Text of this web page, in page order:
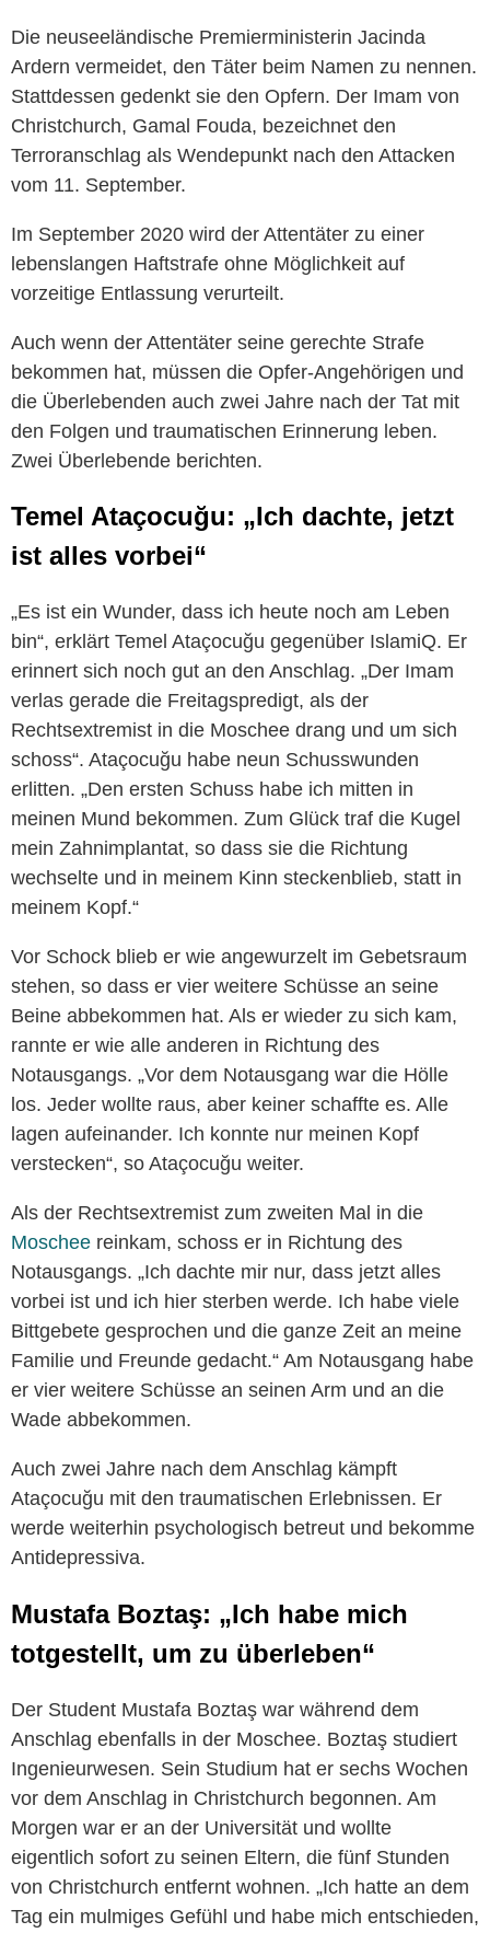
Die neuseeländische Premierministerin Jacinda
Ardern vermeidet, den Täter beim Namen zu nennen.
Stattdessen gedenkt sie den Opfern. Der Imam von
Christchurch, Gamal Fouda, bezeichnet den
Terroranschlag als Wendepunkt nach den Attacken
vom 11. September.
Im September 2020 wird der Attentäter zu einer
lebenslangen Haftstrafe ohne Möglichkeit auf
vorzeitige Entlassung verurteilt.
Auch wenn der Attentäter seine gerechte Strafe
bekommen hat, müssen die Opfer-Angehörigen und
die Überlebenden auch zwei Jahre nach der Tat mit
den Folgen und traumatischen Erinnerung leben.
Zwei Überlebende berichten.
Temel Ataçocuğu: „Ich dachte, jetzt
ist alles vorbei“
„Es ist ein Wunder, dass ich heute noch am Leben
bin“, erklärt Temel Ataçocuğu gegenüber IslamiQ. Er
erinnert sich noch gut an den Anschlag. „Der Imam
verlas gerade die Freitagspredigt, als der
Rechtsextremist in die Moschee drang und um sich
schoss“. Ataçocuğu habe neun Schusswunden
erlitten. „Den ersten Schuss habe ich mitten in
meinen Mund bekommen. Zum Glück traf die Kugel
mein Zahnimplantat, so dass sie die Richtung
wechselte und in meinem Kinn steckenblieb, statt in
meinem Kopf.“
Vor Schock blieb er wie angewurzelt im Gebetsraum
stehen, so dass er vier weitere Schüsse an seine
Beine abbekommen hat. Als er wieder zu sich kam,
rannte er wie alle anderen in Richtung des
Notausgangs. „Vor dem Notausgang war die Hölle
los. Jeder wollte raus, aber keiner schaffte es. Alle
lagen aufeinander. Ich konnte nur meinen Kopf
verstecken“, so Ataçocuğu weiter.
Als der Rechtsextremist zum zweiten Mal in die
Moschee reinkam, schoss er in Richtung des
Notausgangs. „Ich dachte mir nur, dass jetzt alles
vorbei ist und ich hier sterben werde. Ich habe viele
Bittgebete gesprochen und die ganze Zeit an meine
Familie und Freunde gedacht.“ Am Notausgang habe
er vier weitere Schüsse an seinen Arm und an die
Wade abbekommen.
Auch zwei Jahre nach dem Anschlag kämpft
Ataçocuğu mit den traumatischen Erlebnissen. Er
werde weiterhin psychologisch betreut und bekomme
Antidepressiva.
Mustafa Boztaş: „Ich habe mich
totgestellt, um zu überleben“
Der Student Mustafa Boztaş war während dem
Anschlag ebenfalls in der Moschee. Boztaş studiert
Ingenieurwesen. Sein Studium hat er sechs Wochen
vor dem Anschlag in Christchurch begonnen. Am
Morgen war er an der Universität und wollte
eigentlich sofort zu seinen Eltern, die fünf Stunden
von Christchurch entfernt wohnen. „Ich hatte an dem
Tag ein mulmiges Gefühl und habe mich entschieden,